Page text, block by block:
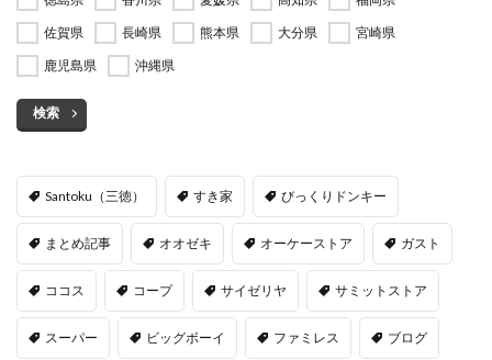
佐賀県
長崎県 熊本県 大分県
宮崎県
鹿児島県
沖縄県
検索
Santoku（三徳） すき家 びっくりドンキー
まとめ記事 オオゼキ オーケーストア ガスト
ココス コープ サイゼリヤ サミットストア
スーパー ビッグボーイ ファミレス ブログ